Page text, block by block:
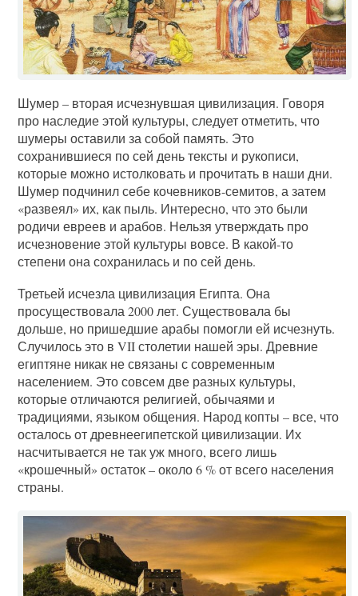
Шумер – вторая исчезнувшая цивилизация. Говоря
про наследие этой культуры, следует отметить, что
шумеры оставили за собой память. Это
сохранившиеся по сей день тексты и рукописи,
которые можно истолковать и прочитать в наши дни.
Шумер подчинил себе кочевников-семитов, а затем
«развеял» их, как пыль. Интересно, что это были
родичи евреев и арабов. Нельзя утверждать про
исчезновение этой культуры вовсе. В какой-то
степени она сохранилась и по сей день.
Третьей исчезла цивилизация Египта. Она
просуществовала 2000 лет. Существовала бы
дольше, но пришедшие арабы помогли ей исчезнуть.
Случилось это в VII столетии нашей эры. Древние
египтяне никак не связаны с современным
населением. Это совсем две разных культуры,
которые отличаются религией, обычаями и
традициями, языком общения. Народ копты – все, что
осталось от древнеегипетской цивилизации. Их
насчитывается не так уж много, всего лишь
«крошечный» остаток – около 6 % от всего населения
страны.